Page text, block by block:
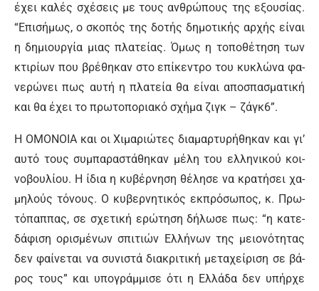
έ­χει κα­λές σχέ­σεις με τους αν­θρώ­πους της ε­ξου­σί­ας.
“Ε­πι­σή­μως, ο σκο­πός της δο­τής δη­μο­τι­κής αρ­χής εί­ναι
η δη­μιουρ­γί­α μιας πλα­τεί­ας. Ό­μως η το­πο­θέ­τη­ση των
κτι­ρί­ων που βρέ­θη­καν στο ε­πί­κε­ντρο του κυ­κλώ­να φα­
νε­ρώ­νει πως αυ­τή η πλα­τεί­α θα εί­ναι α­πο­σπα­σμα­τι­κή
και θα έ­χει το πρω­το­πο­ρια­κό σχή­μα ζι­γκ – ζά­γκ6”.
Η Ο­ΜΟ­ΝΟΙΑ και οι Χι­μα­ριώ­τες δια­μαρ­τυ­ρή­θη­καν και γι’
αυ­τό τους συ­μπα­ρα­στά­θη­καν μέ­λη του ελ­λη­νι­κού κοι­
νο­βου­λί­ου. Η ί­δια η κυ­βέρ­νη­ση θέ­λη­σε να κρα­τή­σει χα­
μη­λούς τό­νους. Ο κυ­βερ­νη­τι­κός εκ­πρό­σω­πος, κ. Πρω­
τό­παπ­πας, σε σχε­τι­κή ε­ρώ­τη­ση δή­λω­σε πως: “η κα­τε­
δά­φι­ση ο­ρι­σμέ­νων σπι­τιών Ελ­λή­νων της μειο­νό­τη­τας
δεν φαί­νε­ται να συ­νι­στά δια­κρι­τι­κή με­τα­χεί­ρι­ση σε βά­
ρος τους” και υ­πο­γράμ­μι­σε ό­τι η Ελ­λά­δα δεν υ­πήρ­χε